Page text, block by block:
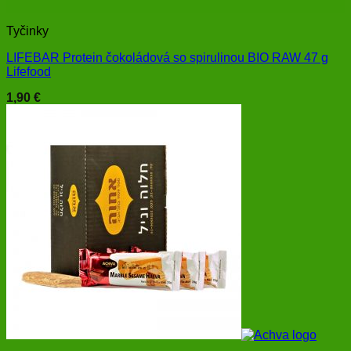
Tyčinky
LIFEBAR Protein čokoládová so spirulinou BIO RAW 47 g
Lifefood
1,90 €